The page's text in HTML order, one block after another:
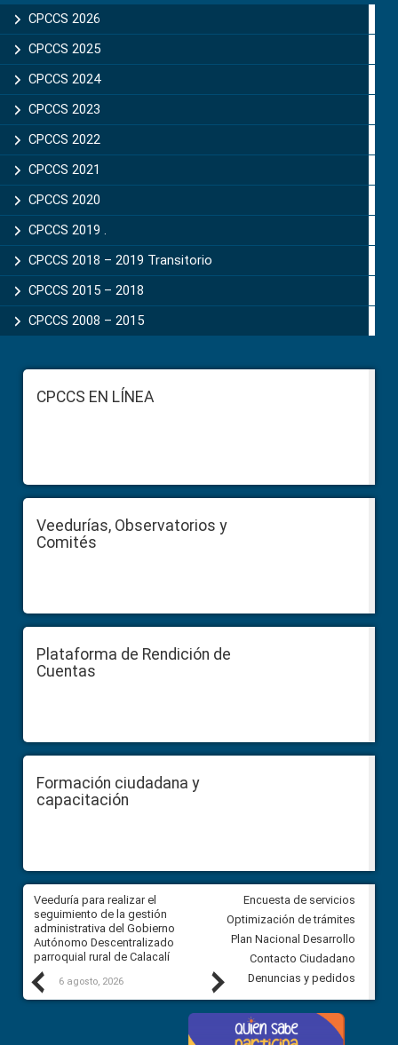
Sidebar
CPCCS 2026
CPCCS 2025
CPCCS 2024
CPCCS 2023
CPCCS 2022
CPCCS 2021
CPCCS 2020
CPCCS 2019 .
CPCCS 2018 – 2019 Transitorio
CPCCS 2015 – 2018
CPCCS 2008 – 2015
FooterCPCCS EN LÍNEA
Veedurías, Observatorios y
Comités
Plataforma de Rendición de
Cuentas
Formación ciudadana y
capacitación
Previous
Veeduría para realizar el
seguimiento de la gestión
administrativa del Gobierno
Autónomo Descentralizado
parroquial rural de Calacalí
6 agosto, 2026
Veeduría para vigilar los
derivados de la Audiencia
comunidad Urbina, parroquia
Carolina
5 agosto, 2026
Next
Encuesta de servicios
Optimización de trámites
Plan Nacional Desarrollo
Contacto Ciudadano
Denuncias y pedidos